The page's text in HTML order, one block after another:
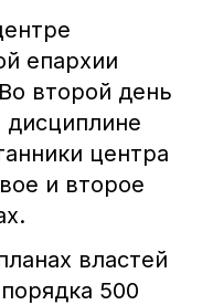
епархии
второй день
дисциплине
центра
и второе
властей
порядка 500